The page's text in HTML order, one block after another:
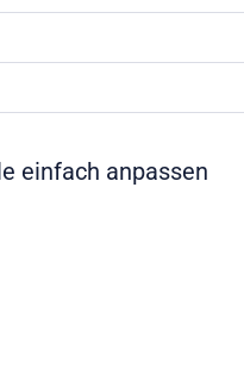
einfach anpassen